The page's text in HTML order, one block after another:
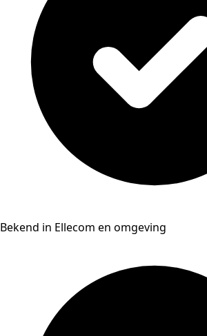
Bekend in Ellecom en omgeving